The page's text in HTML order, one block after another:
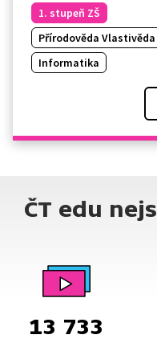
1. stupeň ZŠ
Přírodověda Vlastivěda
Informatika
ČT edu
13 733